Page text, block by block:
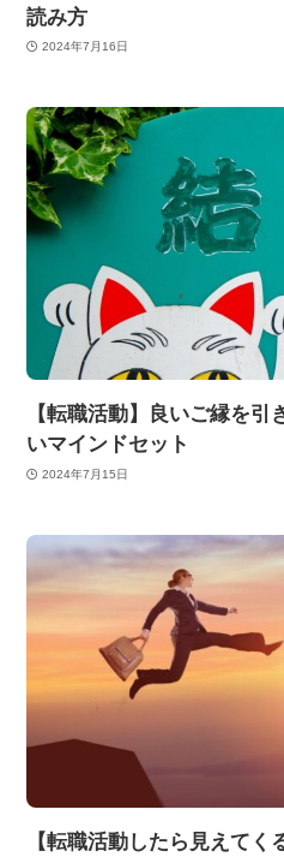
読み方
2024年7月16日
【転職活動】良いご縁を
いマインドセット
2024年7月15日
【転職活動したら見えてく